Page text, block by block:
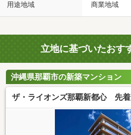
用途地域 商業地域
立地に基づいたおす
沖縄県那覇市の新築マンション
ザ・ライオンズ那覇新都心 先